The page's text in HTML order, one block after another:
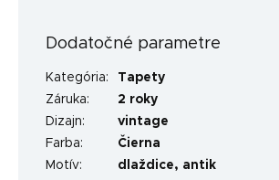
Dodatočné parametre
Kategória:
Tapety
Záruka:
2 roky
Dizajn:
vintage
Farba:
Čierna
Motív: dlaždice, antik